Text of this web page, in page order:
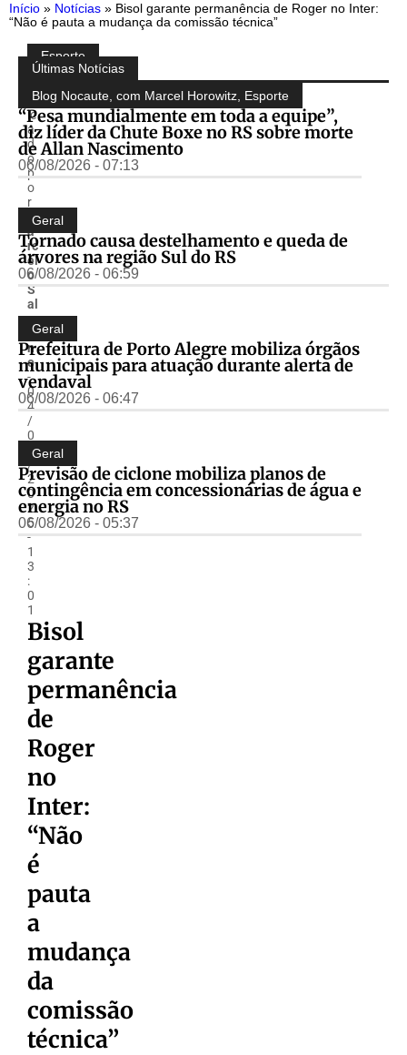
Início » Notícias » Bisol garante permanência de Roger no Inter:
“Não é pauta a mudança da comissão técnica”
Compartilhe:
Esporte
P
bl
ic
a
d
o
p
o
r
M
a
rc
el
o
S
al
z
a
n
o
-
0
4
/
0
8
/
2
0
2
5
-
1
3
:
0
1
Bisol
garante
permanência
de
Roger
no
Inter:
“Não
é
pauta
a
mudança
da
comissão
técnica”
Últimas Notícias
Blog Nocaute, com Marcel Horowitz Esporte
“Pesa mundialmente em toda a equipe”,
diz líder da Chute Boxe no RS sobre morte
de Allan Nascimento
06/08/2026 - 07:13
Geral
Tornado causa destelhamento e queda de
árvores na região Sul do RS
06/08/2026 - 06:59
Geral
Prefeitura de Porto Alegre mobiliza órgãos
municipais para atuação durante alerta de
vendaval
06/08/2026 - 06:47
Geral
Previsão de ciclone mobiliza planos de
contingência em concessionárias de água e
energia no RS
06/08/2026 - 05:37